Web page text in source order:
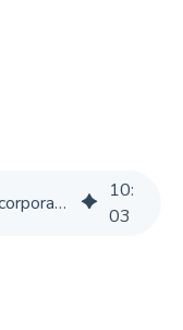
Por que a gestão de viagens corporativas é importante para a estratégia
10:
03